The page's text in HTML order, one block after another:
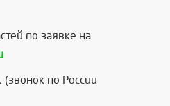
по заявке на
(звонок по России